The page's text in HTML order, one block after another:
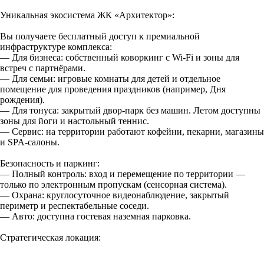
Уникальная экосистема ЖК «Архитектор»:
Вы получаете бесплатный доступ к премиальной
инфраструктуре комплекса:
— Для бизнеса: собственный коворкинг с Wi-Fi и зоны для
встреч с партнёрами.
— Для семьи: игровые комнаты для детей и отдельное
помещение для проведения праздников (например, Дня
рождения).
— Для тонуса: закрытый двор-парк без машин. Летом доступны
зоны для йоги и настольный теннис.
— Сервис: на территории работают кофейни, пекарни, магазины
и SPA-салоны.
Безопасность и паркинг:
— Полный контроль: вход и перемещение по территории —
только по электронным пропускам (сенсорная система).
— Охрана: круглосуточное видеонаблюдение, закрытый
периметр и респектабельные соседи.
— Авто: доступна гостевая наземная парковка.
Стратегическая локация: